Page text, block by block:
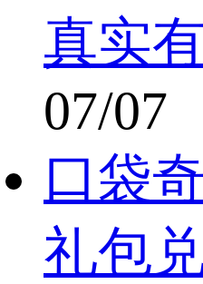
真实
07/07
口袋
礼包